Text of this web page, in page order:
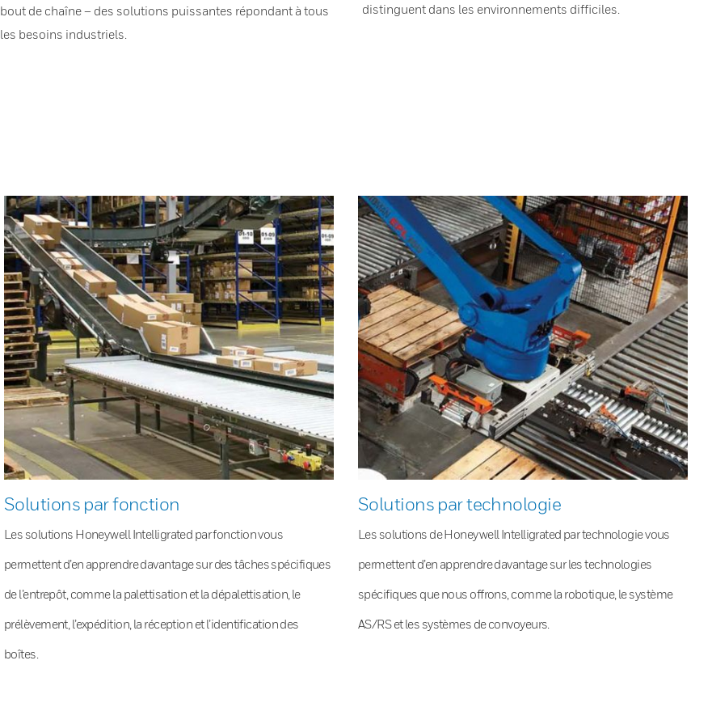
bout de chaîne – des solutions puissantes répondant à tous
les besoins industriels.
distinguent dans les environnements difficiles.
Solutions par fonction
Les solutions Honeywell Intelligrated par fonction vous
permettent d’en apprendre davantage sur des tâches spécifiques
de l’entrepôt, comme la palettisation et la dépalettisation, le
prélèvement, l’expédition, la réception et l’identification des
boîtes.
Solutions par technologie
Les solutions de Honeywell Intelligrated par technologie vous
permettent d’en apprendre davantage sur les technologies
spécifiques que nous offrons, comme la robotique, le système
AS/RS et les systèmes de convoyeurs.